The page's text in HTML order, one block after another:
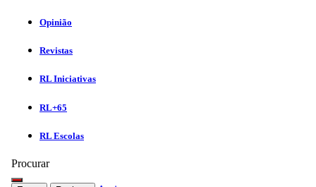
Opinião
Revistas
RL Iniciativas
RL+65
RL Escolas
Procurar